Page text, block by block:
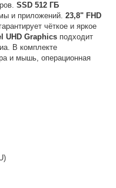
SSD 512 ГБ
и приложений.23,8" FHD
чёткое и яркое
UHD Graphics подходит
В комплекте
и мышь, операционная